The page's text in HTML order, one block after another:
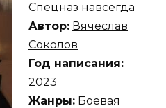
Спецназ навсегда
Автор: Вячеслав
Соколов
Год написания:
2023
Жанры: Боевая